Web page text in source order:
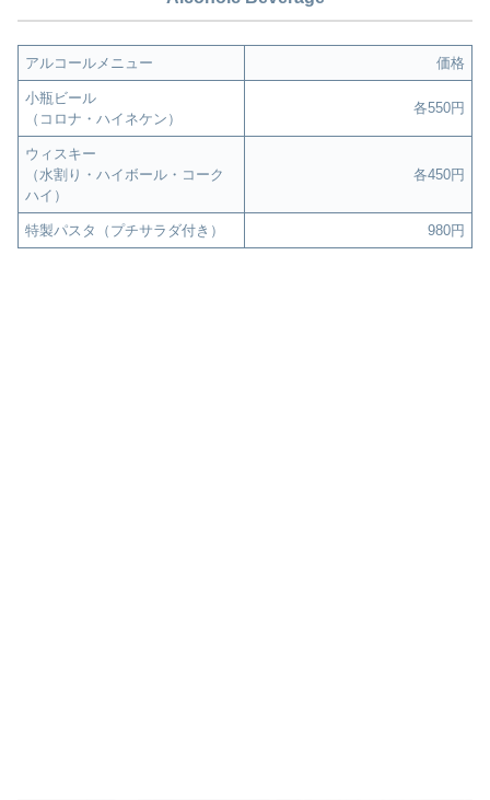
アルコールメニュー 価格
小瓶ビール
（コロナ・ハイネケン）
各550円
ウィスキー
（水割り・ハイボール・コーク
ハイ）
各450円
特製パスタ（プチサラダ付き） 980円